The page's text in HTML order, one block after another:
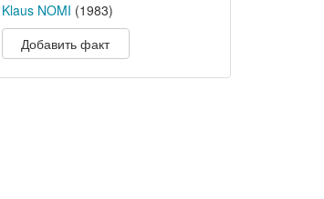
Klaus NOMI (1983)
Добавить факт